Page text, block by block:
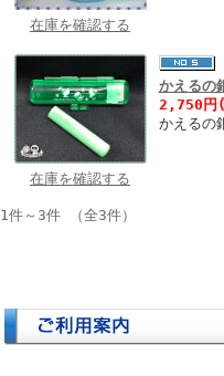
在庫を確認する
在庫を確認する
かえるの
2,750円
かえるの
1件～3件 （全3件）